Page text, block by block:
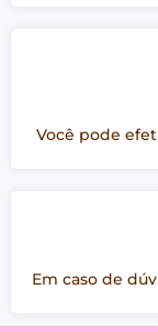
Você pode
Em caso de